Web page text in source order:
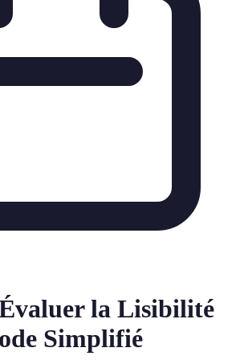
la Lisibilité
Simplifié